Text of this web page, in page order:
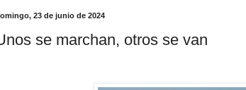
23 de junio de 2024
se marchan, otros se van